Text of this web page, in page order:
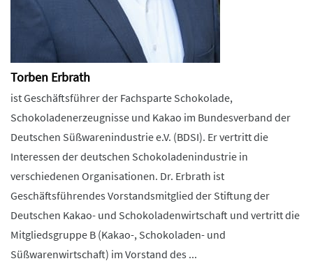
Torben Erbrath
ist Geschäftsführer der Fachsparte Schokolade,
Schokoladenerzeugnisse und Kakao im Bundesverband der
Deutschen Süßwarenindustrie e.V. (BDSI). Er vertritt die
Interessen der deutschen Schokoladenindustrie in
verschiedenen Organisationen. Dr. Erbrath ist
Geschäftsführendes Vorstandsmitglied der Stiftung der
Deutschen Kakao- und Schokoladenwirtschaft und vertritt die
Mitgliedsgruppe B (Kakao-, Schokoladen- und
Süßwarenwirtschaft) im Vorstand des ...